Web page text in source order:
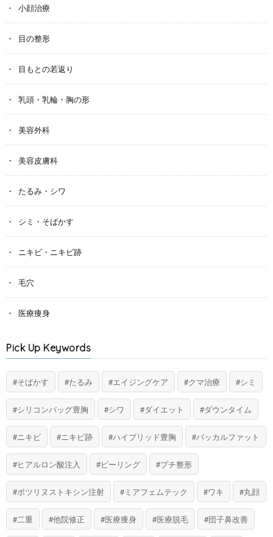
小顔治療
目の整形
目もとの若返り
乳頭・乳輪・胸の形
美容外科
美容皮膚科
たるみ・シワ
シミ・そばかす
ニキビ・ニキビ跡
毛穴
医療痩身
Pick Up Keywords
そばかす たるみ エイジングケア クマ治療 シミ
シリコンバッグ豊胸 シワ ダイエット ダウンタイム
ニキビ ニキビ跡 ハイブリッド豊胸 バッカルファット
ヒアルロン酸注入 ピーリング プチ整形
ボツリヌストキシン注射 ミアフェムテック ワキ 丸顔
二重 他院修正 医療痩身 医療脱毛 団子鼻改善